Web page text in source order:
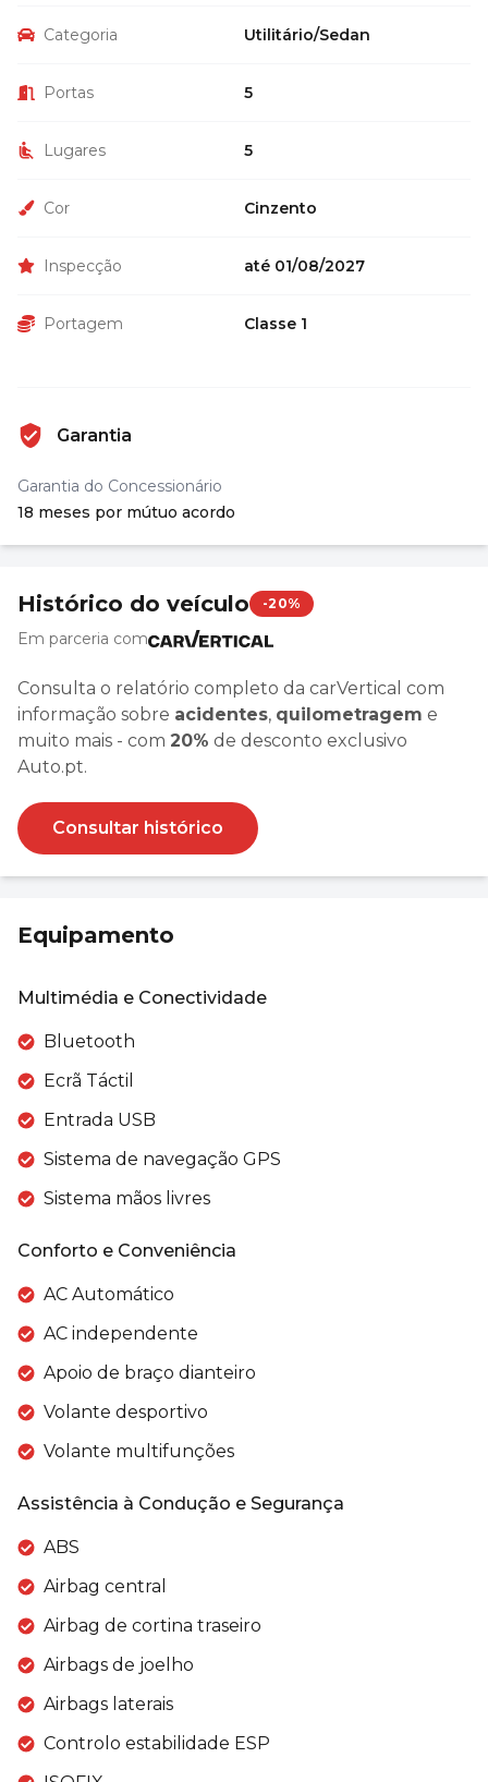
Categoria Utilitário/Sedan
Portas 5
Lugares 5
Cor Cinzento
Inspecção até 01/08/2027
Portagem Classe 1
Garantia
Garantia do Concessionário
18 meses por mútuo acordo
Histórico do veículo -20%
Em parceria com
Consulta o relatório completo da carVertical com
informação sobre acidentes, quilometragem e
muito mais - com 20% de desconto exclusivo
Auto.pt.
Consultar histórico
Equipamento
Multimédia e Conectividade
Bluetooth
Ecrã Táctil
Entrada USB
Sistema de navegação GPS
Sistema mãos livres
Conforto e Conveniência
AC Automático
AC independente
Apoio de braço dianteiro
Volante desportivo
Volante multifunções
Assistência à Condução e Segurança
ABS
Airbag central
Airbag de cortina traseiro
Airbags de joelho
Airbags laterais
Controlo estabilidade ESP